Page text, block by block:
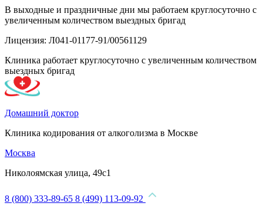
В выходные и праздничные дни мы работаем круглосуточно с
увеличенным количеством выездных бригад
Лицензия: Л041-01177-91/00561129
Клиника работает круглосуточно с увеличенным количеством
выездных бригад
Домашний доктор
Клиника кодирования от алкоголизма в Москве
Москва
Николоямская улица, 49с1
8 (800) 333-89-65 8 (499) 113-09-92